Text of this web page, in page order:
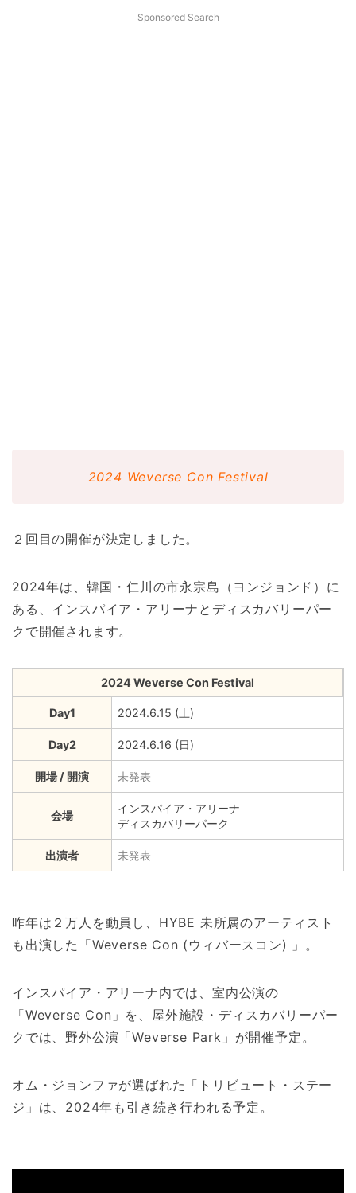
Sponsored Search
2024 Weverse Con Festival
２回目の開催が決定しました。
2024年は、韓国・仁川の市永宗島（ヨンジョンド）に
ある、インスパイア・アリーナとディスカバリーパー
クで開催されます。
2024 Weverse Con Festival
Day1 2024.6.15 (土)
Day2 2024.6.16 (日)
開場 / 開演 未発表
会場
インスパイア・アリーナ
ディスカバリーパーク
出演者 未発表
昨年は２万人を動員し、HYBE 未所属のアーティスト
も出演した「Weverse Con (ウィバースコン) 」。
インスパイア・アリーナ内では、室内公演の
「Weverse Con」を、屋外施設・ディスカバリーパー
クでは、野外公演「Weverse Park」が開催予定。
オム・ジョンファが選ばれた「トリビュート・ステー
ジ」は、2024年も引き続き行われる予定。